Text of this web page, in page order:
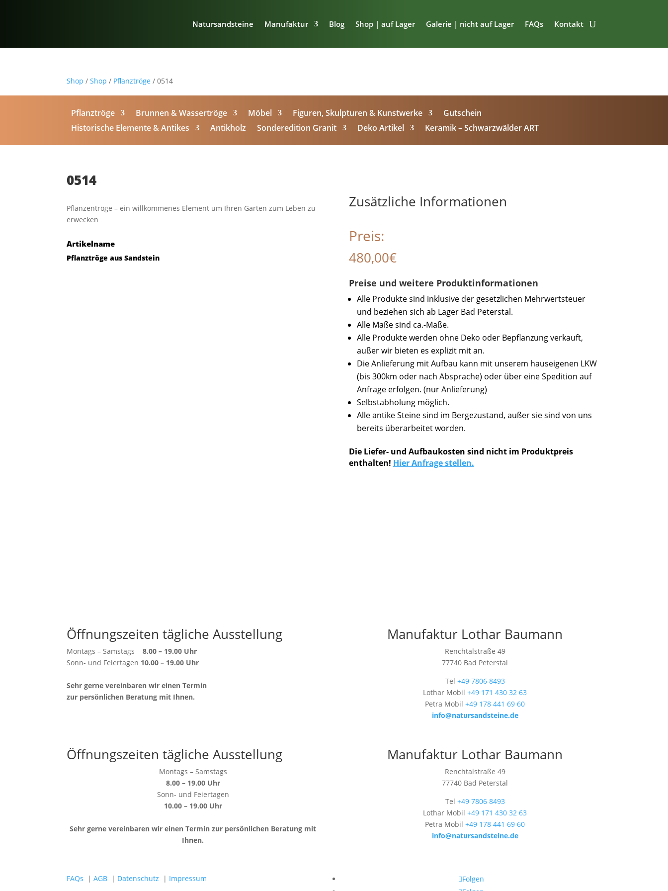
Natursandsteine Manufaktur Blog Shop | auf Lager Galerie | nicht auf Lager FAQs Kontakt
Shop /Shop / Pflanztröge / 0514
Pflanztröge Brunnen & Wassertröge Möbel Figuren, Skulpturen & Kunstwerke
Gutschein
Historische Elemente & Antikes
Antikholz Sonderedition Granit Deko Artikel Keramik – Schwarzwälder ART
0514
Pflanzentröge – ein willkommenes Element um Ihren Garten zum Leben zu
erwecken
Artikelname
Pflanztröge aus Sandstein
Zusätzliche Informationen
Preis:
480,00€
Preise und weitere Produktinformationen
Alle Produkte sind inklusive der gesetzlichen Mehrwertsteuer
und beziehen sich ab Lager Bad Peterstal.
Alle Maße sind ca.-Maße.
Alle Produkte werden ohne Deko oder Bepflanzung verkauft,
außer wir bieten es explizit mit an.
Die Anlieferung mit Aufbau kann mit unserem hauseigenen LKW
(bis 300km oder nach Absprache) oder über eine Spedition auf
Anfrage erfolgen. (nur Anlieferung)
Selbstabholung möglich.
Alle antike Steine sind im Bergezustand, außer sie sind von uns
bereits überarbeitet worden.
Die Liefer- und Aufbaukosten sind nicht im Produktpreis
enthalten! Hier Anfrage stellen.
Öffnungszeiten tägliche Ausstellung
Montags – Samstags8.00 – 19.00 Uhr
Sonn- und Feiertagen 10.00 – 19.00 Uhr
Sehr gerne vereinbaren wir einen Termin
zur persönlichen Beratung mit Ihnen.
Manufaktur Lothar Baumann
Renchtalstraße 49
77740 Bad Peterstal
Tel +49 7806 8493
Lothar Mobil+49 171 430 32 63
Petra Mobil+49 178 441 69 60
info@natursandsteine.de
Öffnungszeiten tägliche Ausstellung
Montags – Samstags
8.00 – 19.00 Uhr
Sonn- und Feiertagen
10.00 – 19.00 Uhr
Sehr gerne vereinbaren wir einen Termin zur persönlichen Beratung mit
Ihnen.
Manufaktur Lothar Baumann
Renchtalstraße 49
77740 Bad Peterstal
Tel +49 7806 8493
Lothar Mobil+49 171 430 32 63
Petra Mobil+49 178 441 69 60
info@natursandsteine.de
FAQs |AGB | Datenschutz | Impressum
Folgen